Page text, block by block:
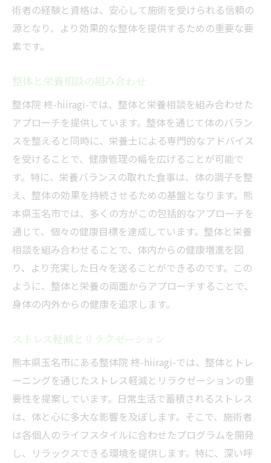
術者の経験と資格は、安心して施術を受けられる信頼の
源となり、より効果的な整体を提供するための重要な要
素です。
整体と栄養相談の組み合わせ
整体院 柊-hiiragi-では、整体と栄養相談を組み合わせた
アプローチを提供しています。整体を通じて体のバラン
スを整えると同時に、栄養士による専門的なアドバイス
を受けることで、健康管理の幅を広げることが可能で
す。特に、栄養バランスの取れた食事は、体の調子を整
え、整体の効果を持続させるための基盤となります。熊
本県玉名市では、多くの方がこの包括的なアプローチを
通じて、個々の健康目標を達成しています。整体と栄養
相談を組み合わせることで、体内からの健康増進を図
り、より充実した日々を送ることができるのです。この
ように、整体と栄養の両面からアプローチすることで、
身体の内外からの健康を追求します。
ストレス軽減とリラクゼーション
熊本県玉名市にある整体院 柊-hiiragi-では、整体とトレ
ーニングを通じたストレス軽減とリラクゼーションの重
要性を提案しています。日常生活で蓄積されるストレス
は、体と心に多大な影響を及ぼします。そこで、施術者
は各個人のライフスタイルに合わせたプログラムを開発
し、リラックスできる環境を提供します。特に、深い呼